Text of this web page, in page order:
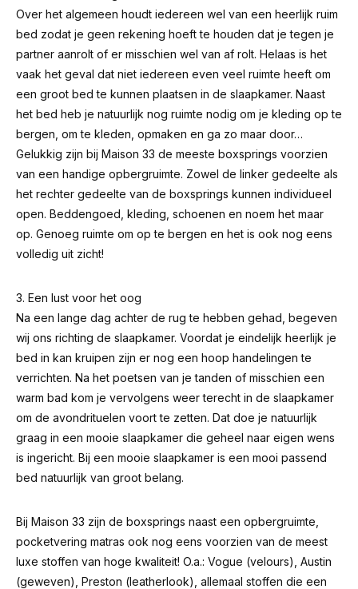
Over het algemeen houdt iedereen wel van een heerlijk ruim
bed zodat je geen rekening hoeft te houden dat je tegen je
partner aanrolt of er misschien wel van af rolt. Helaas is het
vaak het geval dat niet iedereen even veel ruimte heeft om
een groot bed te kunnen plaatsen in de slaapkamer. Naast
het bed heb je natuurlijk nog ruimte nodig om je kleding op te
bergen, om te kleden, opmaken en ga zo maar door…
Gelukkig zijn bij Maison 33 de meeste boxsprings voorzien
van een handige opbergruimte. Zowel de linker gedeelte als
het rechter gedeelte van de boxsprings kunnen individueel
open. Beddengoed, kleding, schoenen en noem het maar
op. Genoeg ruimte om op te bergen en het is ook nog eens
volledig uit zicht!
3. Een lust voor het oog
Na een lange dag achter de rug te hebben gehad, begeven
wij ons richting de slaapkamer. Voordat je eindelijk heerlijk je
bed in kan kruipen zijn er nog een hoop handelingen te
verrichten. Na het poetsen van je tanden of misschien een
warm bad kom je vervolgens weer terecht in de slaapkamer
om de avondrituelen voort te zetten. Dat doe je natuurlijk
graag in een mooie slaapkamer die geheel naar eigen wens
is ingericht. Bij een mooie slaapkamer is een mooi passend
bed natuurlijk van groot belang.
Bij Maison 33 zijn de boxsprings naast een opbergruimte,
pocketvering matras ook nog eens voorzien van de meest
luxe stoffen van hoge kwaliteit! O.a.: Vogue (velours), Austin
(geweven), Preston (leatherlook), allemaal stoffen die een